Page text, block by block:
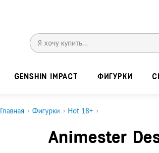
GENSHIN IMPACT ФИГУРКИ
Главная › Фигурки › Hot 18+ ›
Animester